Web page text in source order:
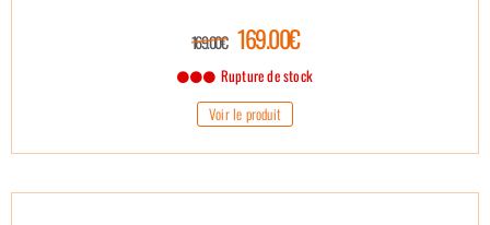
169.00€ 169.00€
Rupture de stock
Voir le produit